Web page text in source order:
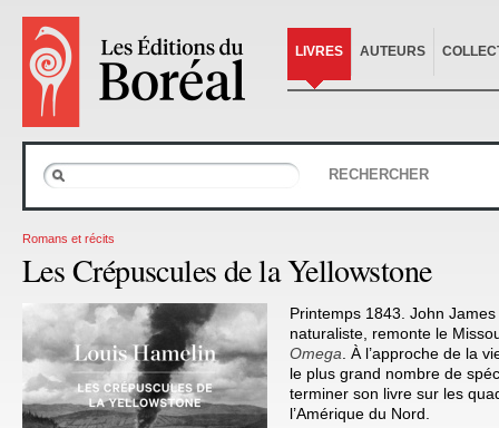
LIVRES AUTEURS
RECHERCHER
Romans et récits
Les Crépuscules de la Yellowstone
Printemps 1843. John
naturaliste, remonte le
Omega . À l’approche de la
le plus grand nombre de
terminer son livre sur les
l’Amérique du Nord.